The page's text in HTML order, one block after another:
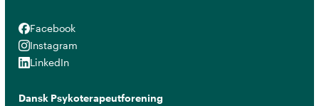
Facebook
Facebook
Instagram
Instagram
LinkedIn
LinkedIn
Dansk Psykoterapeutforening